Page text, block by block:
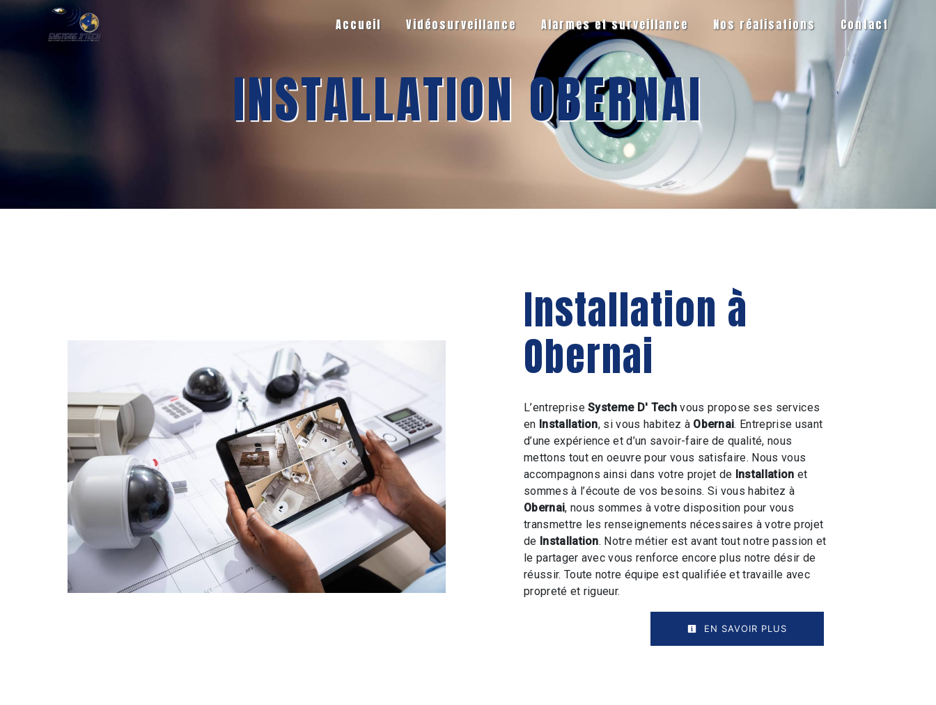
Panneau de gestion des cookies
Accueil Vidéosurveillance Alarmes et surveillance Nos réalisations Contact
INSTALLATION OBERNAI
Installation à
Obernai
L’entrepriseSysteme D' Techvous propose ses services
en Installation, si vous habitez à Obernai. Entreprise usant
d’une expérience et d’un savoir-faire de qualité, nous
mettons tout en oeuvre pour vous satisfaire. Nous vous
accompagnons ainsi dans votre projet de Installation et
sommes à l’écoute de vos besoins. Si vous habitez à
Obernai, nous sommes à votre disposition pour vous
transmettre les renseignements nécessaires à votre projet
de Installation. Notre métier est avant tout notre passion et
le partager avec vous renforce encore plus notre désir de
réussir. Toute notre équipe est qualifiée et travaille avec
propreté et rigueur.
EN SAVOIR PLUS